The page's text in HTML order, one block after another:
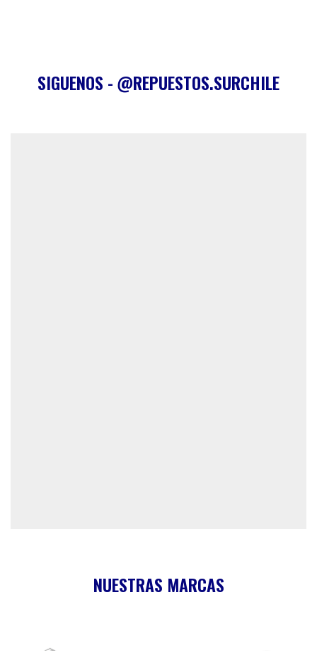
SIGUENOS - @REPUESTOS.SURCHILE
NUESTRAS MARCAS